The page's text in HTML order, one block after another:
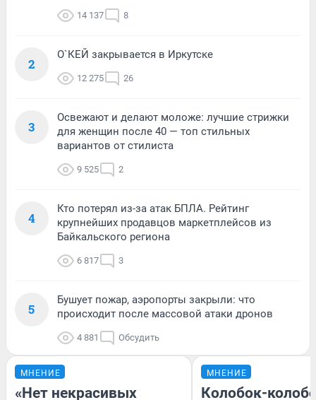
14 137 8
2
О`КЕЙ закрывается в Иркутске
12 275 26
3
Освежают и делают моложе: лучшие стрижки
для женщин после 40 — топ стильных
вариантов от стилиста
9 525 2
4
Кто потерял из-за атак БПЛА. Рейтинг
крупнейших продавцов маркетплейсов из
Байкальского региона
6 817 3
5
Бушует пожар, аэропорты закрыли: что
происходит после массовой атаки дронов
4 881 Обсудить
МНЕНИЕ
«Нет некрасивых
МНЕНИЕ
Колобок-